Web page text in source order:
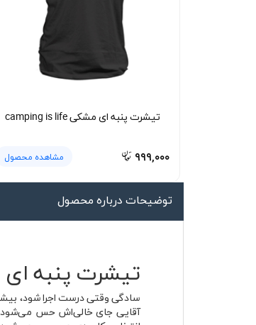
گردنی کلاه شو
تیشرت پنبه ای مشکی camping is life
۹۹۹,۰۰۰ مشاهده محصول
توضیحات درباره محصول
تیشرت پنبه
سادگی وقتی درست اجرا شود،
آقایی جای خالی‌اش حس می‌شود.